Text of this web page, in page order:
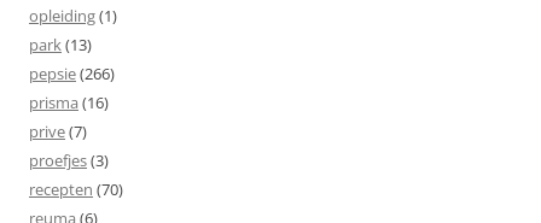
opleiding(1)
park(13)
pepsie(266)
prisma (16)
prive(7)
proefjes(3)
recepten (70)
reuma (6)